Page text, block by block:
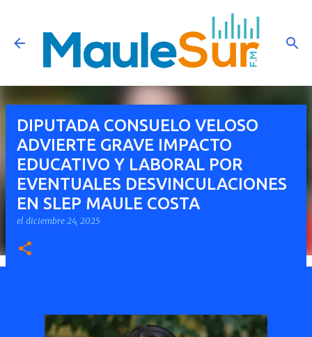
Ir al contenido principal
DIPUTADA CONSUELO VELOSO
ADVIERTE GRAVE IMPACTO
EDUCATIVO Y LABORAL POR
EVENTUALES DESVINCULACIONES
EN SLEP MAULE COSTA
el diciembre 24, 2025